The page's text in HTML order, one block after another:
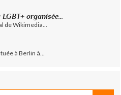
organisée...
de Wikimedia...
à Berlin à...